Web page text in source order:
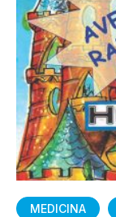
MEDICINA